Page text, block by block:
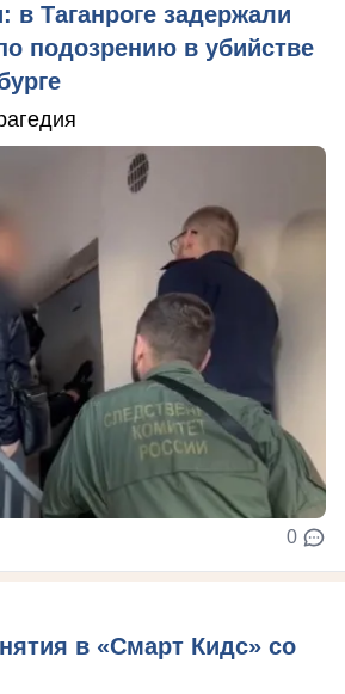
в Таганроге задержали
подозрению в убийстве
0
в «Смарт Кидс» со